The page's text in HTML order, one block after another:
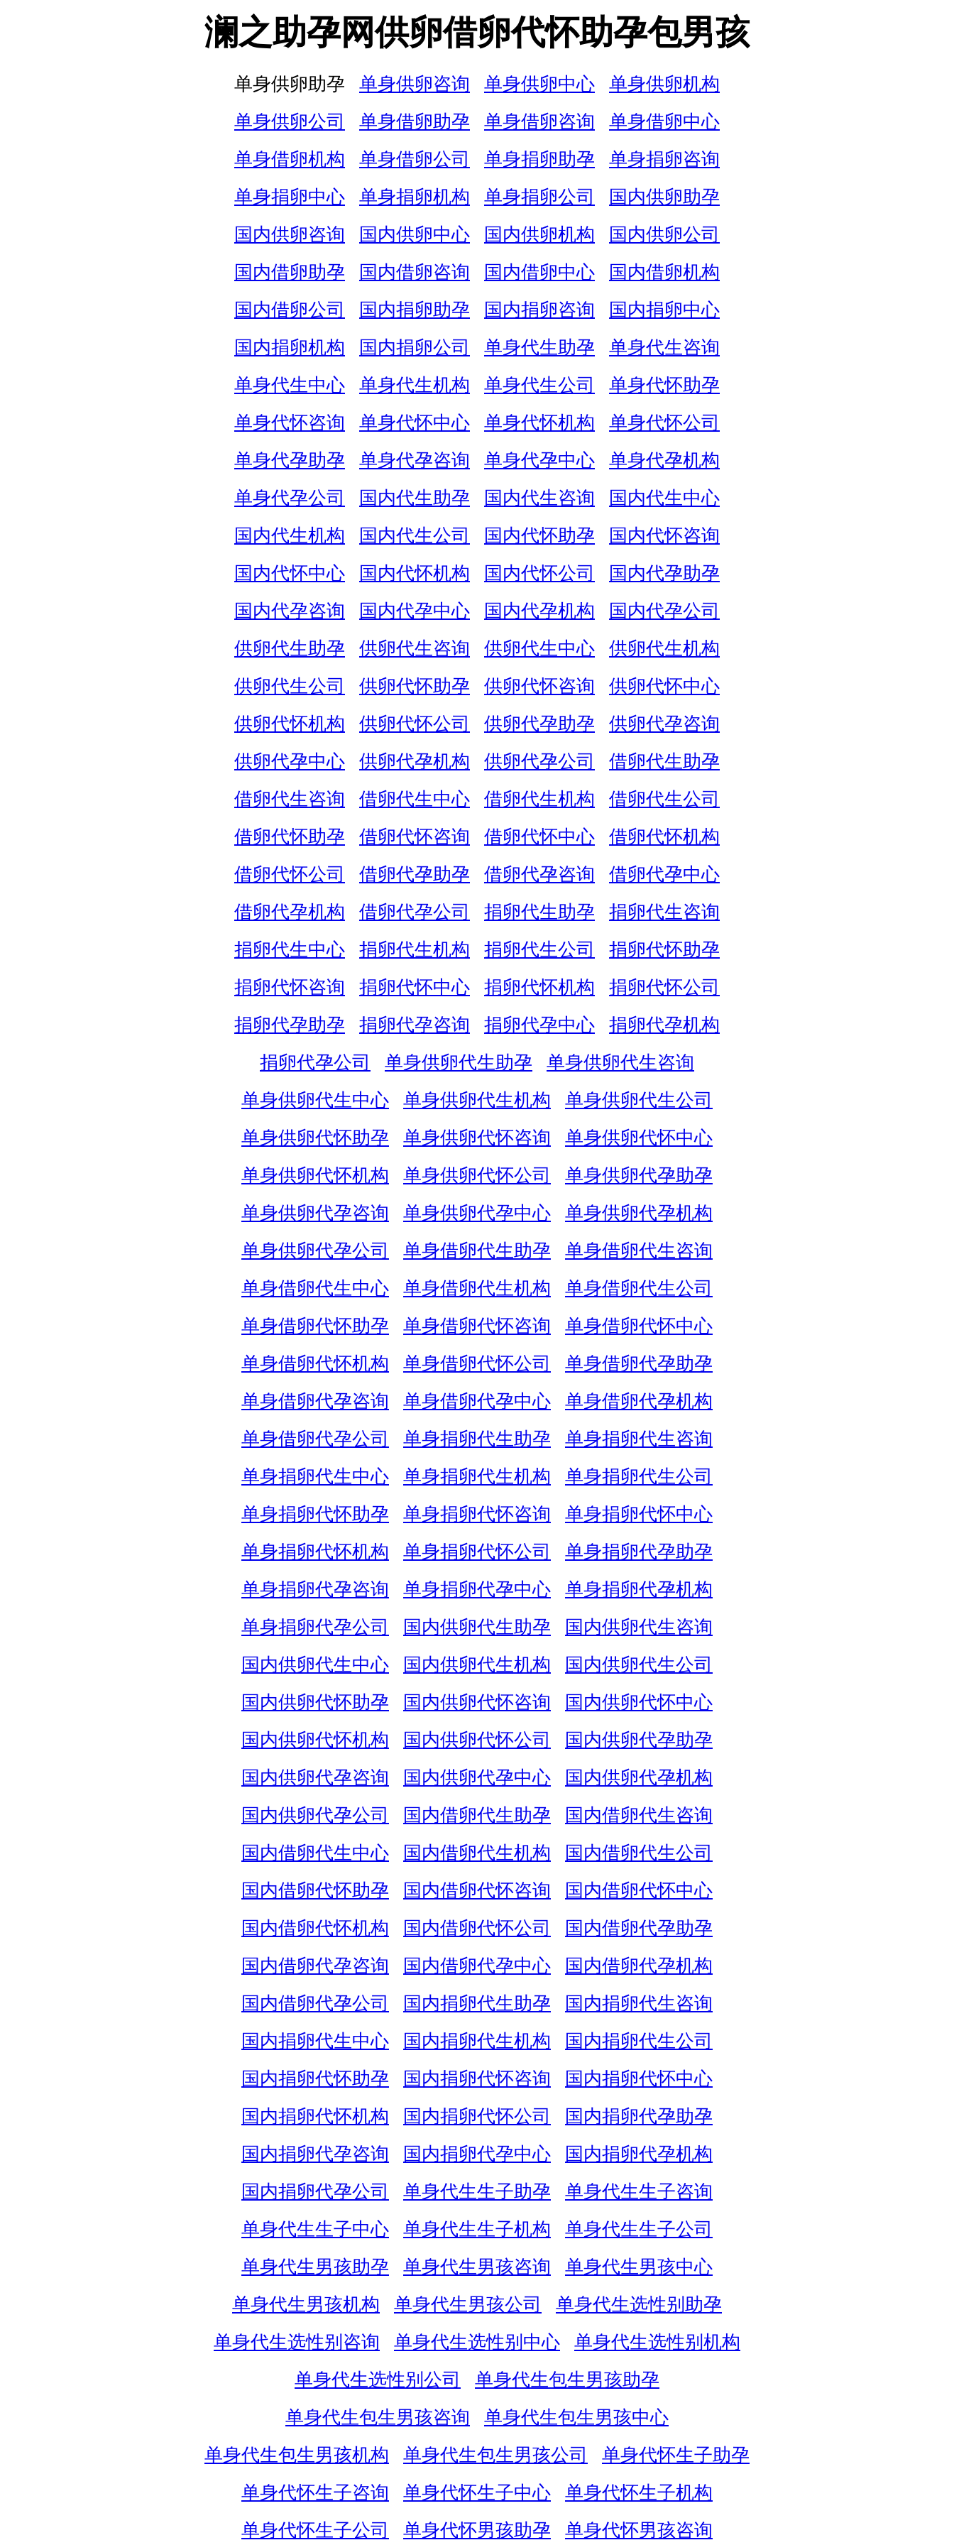
澜之助孕网供卵借卵代怀助孕包男孩
单身供卵助孕 单身供卵咨询 单身供卵中心
单身供卵机构
单身供卵公司
单身借卵助孕 单身借卵咨询
单身借卵中心
单身借卵机构
单身借卵公司 单身捐卵助孕
单身捐卵咨询
单身捐卵中心
单身捐卵机构 单身捐卵公司
国内供卵助孕
国内供卵咨询
国内供卵中心 国内供卵机构
国内供卵公司
国内借卵助孕
国内借卵咨询 国内借卵中心
国内借卵机构
国内借卵公司
国内捐卵助孕 国内捐卵咨询
国内捐卵中心
国内捐卵机构
国内捐卵公司 单身代生助孕
单身代生咨询
单身代生中心
单身代生机构 单身代生公司
单身代怀助孕
单身代怀咨询
单身代怀中心 单身代怀机构
单身代怀公司
单身代孕助孕
单身代孕咨询 单身代孕中心
单身代孕机构
单身代孕公司
国内代生助孕 国内代生咨询
国内代生中心
国内代生机构
国内代生公司 国内代怀助孕
国内代怀咨询
国内代怀中心
国内代怀机构 国内代怀公司
国内代孕助孕
国内代孕咨询
国内代孕中心 国内代孕机构
国内代孕公司
供卵代生助孕
供卵代生咨询 供卵代生中心
供卵代生机构
供卵代生公司
供卵代怀助孕 供卵代怀咨询
供卵代怀中心
供卵代怀机构
供卵代怀公司 供卵代孕助孕
供卵代孕咨询
供卵代孕中心
供卵代孕机构 供卵代孕公司
借卵代生助孕
借卵代生咨询
借卵代生中心 借卵代生机构
借卵代生公司
借卵代怀助孕
借卵代怀咨询 借卵代怀中心
借卵代怀机构
借卵代怀公司
借卵代孕助孕 借卵代孕咨询
借卵代孕中心
借卵代孕机构
借卵代孕公司 捐卵代生助孕
捐卵代生咨询
捐卵代生中心
捐卵代生机构 捐卵代生公司
捐卵代怀助孕
捐卵代怀咨询
捐卵代怀中心 捐卵代怀机构
捐卵代怀公司
捐卵代孕助孕
捐卵代孕咨询 捐卵代孕中心
捐卵代孕机构
捐卵代孕公司
单身供卵代生助孕
单身供卵代生咨询
单身供卵代生中心
单身供卵代生机构
单身供卵代生公司
单身供卵代怀助孕
单身供卵代怀咨询
单身供卵代怀中心
单身供卵代怀机构
单身供卵代怀公司
单身供卵代孕助孕
单身供卵代孕咨询
单身供卵代孕中心
单身供卵代孕机构
单身供卵代孕公司
单身借卵代生助孕
单身借卵代生咨询
单身借卵代生中心
单身借卵代生机构
单身借卵代生公司
单身借卵代怀助孕
单身借卵代怀咨询
单身借卵代怀中心
单身借卵代怀机构
单身借卵代怀公司
单身借卵代孕助孕
单身借卵代孕咨询
单身借卵代孕中心
单身借卵代孕机构
单身借卵代孕公司
单身捐卵代生助孕
单身捐卵代生咨询
单身捐卵代生中心
单身捐卵代生机构
单身捐卵代生公司
单身捐卵代怀助孕
单身捐卵代怀咨询
单身捐卵代怀中心
单身捐卵代怀机构
单身捐卵代怀公司
单身捐卵代孕助孕
单身捐卵代孕咨询
单身捐卵代孕中心
单身捐卵代孕机构
单身捐卵代孕公司
国内供卵代生助孕
国内供卵代生咨询
国内供卵代生中心
国内供卵代生机构
国内供卵代生公司
国内供卵代怀助孕
国内供卵代怀咨询
国内供卵代怀中心
国内供卵代怀机构
国内供卵代怀公司
国内供卵代孕助孕
国内供卵代孕咨询
国内供卵代孕中心
国内供卵代孕机构
国内供卵代孕公司
国内借卵代生助孕
国内借卵代生咨询
国内借卵代生中心
国内借卵代生机构
国内借卵代生公司
国内借卵代怀助孕
国内借卵代怀咨询
国内借卵代怀中心
国内借卵代怀机构
国内借卵代怀公司
国内借卵代孕助孕
国内借卵代孕咨询
国内借卵代孕中心
国内借卵代孕机构
国内借卵代孕公司
国内捐卵代生助孕
国内捐卵代生咨询
国内捐卵代生中心
国内捐卵代生机构
国内捐卵代生公司
国内捐卵代怀助孕
国内捐卵代怀咨询
国内捐卵代怀中心
国内捐卵代怀机构
国内捐卵代怀公司
国内捐卵代孕助孕
国内捐卵代孕咨询
国内捐卵代孕中心
国内捐卵代孕机构
国内捐卵代孕公司
单身代生生子助孕
单身代生生子咨询
单身代生生子中心
单身代生生子机构
单身代生生子公司
单身代生男孩助孕
单身代生男孩咨询
单身代生男孩中心
单身代生男孩机构
单身代生男孩公司
单身代生选性别助孕
单身代生选性别咨询
单身代生选性别中心
单身代生选性别机构
单身代生选性别公司
单身代生包生男孩助孕
单身代生包生男孩咨询
单身代生包生男孩中心
单身代生包生男孩机构
单身代生包生男孩公司
单身代怀生子助孕
单身代怀生子咨询
单身代怀生子中心
单身代怀生子机构
单身代怀生子公司
单身代怀男孩助孕 单身代怀男孩咨询